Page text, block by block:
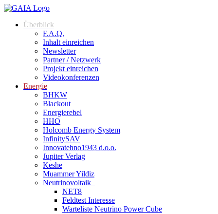
Überblick
F.A.Q.
Inhalt einreichen
Newsletter
Partner / Netzwerk
Projekt einreichen
Videokonferenzen
Energie
BHKW
Blackout
Energierebel
HHO
Holcomb Energy System
InfinitySAV
Innovatehno1943 d.o.o.
Jupiter Verlag
Keshe
Muammer Yildiz
Neutrinovoltaik
NET8
Feldtest Interesse
Warteliste Neutrino Power Cube